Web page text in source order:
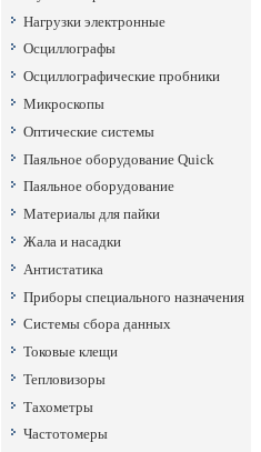
Нагрузки электронные
Осциллографы
Осциллографические пробники
Микроскопы
Оптические системы
Паяльное оборудование Quick
Паяльное оборудование
Материалы для пайки
Жала и насадки
Антистатика
Приборы специального назначения
Системы сбора данных
Токовые клещи
Тепловизоры
Тахометры
Частотомеры